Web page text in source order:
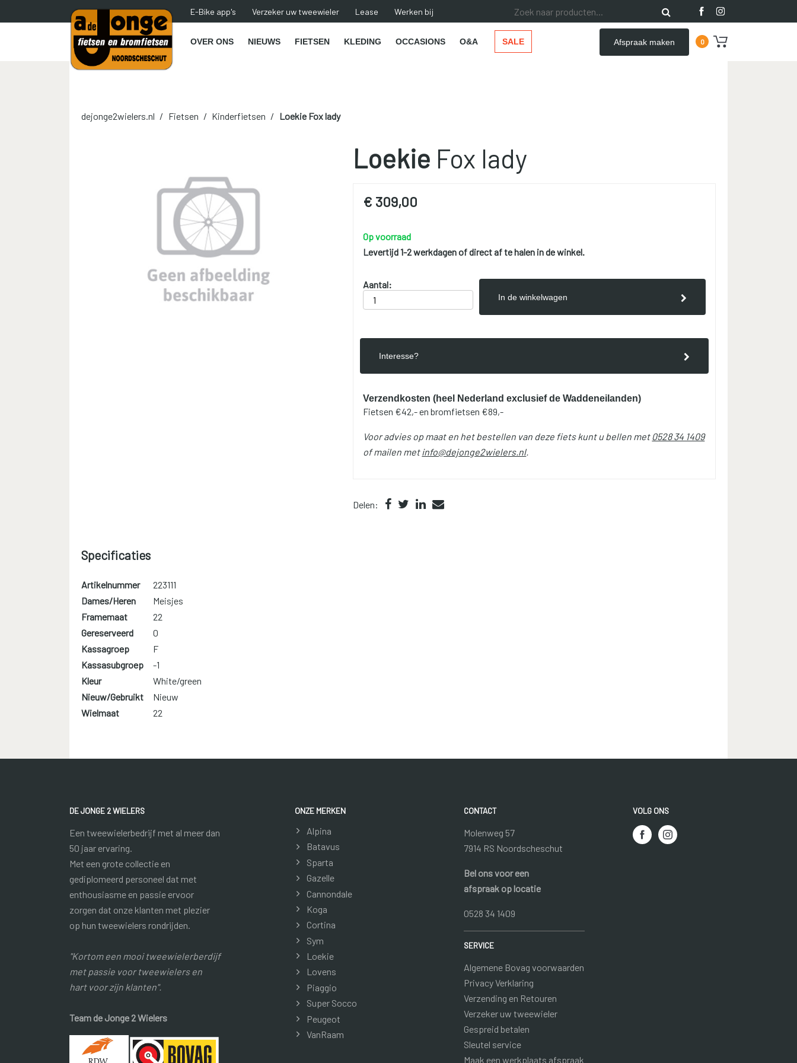
E-Bike app's Verzeker uw tweewieler Lease Werken bij
OVER ONS NIEUWS FIETSEN KLEDING OCCASIONS O&A SALE Afspraak maken 0
dejonge2wielers.nl Fietsen Kinderfietsen LoekieFox lady
Loekie Fox lady
€ 309,00
Op voorraad
Levertijd 1-2 werkdagen of direct af te halen in de winkel.
Aantal:
In de winkelwagen
Interesse?
Verzendkosten (heel Nederland exclusief de Waddeneilanden)
Fietsen €42,- en bromfietsen €89,-
Voor advies op maat en het bestellen van deze fiets kunt u bellen met0528 34 1409
of mailen metinfo@dejonge2wielers.nl.
Delen:
Specificaties
Artikelnummer
223111
Dames/Heren
Meisjes
Framemaat
22
Gereserveerd
0
Kassagroep
F
Kassasubgroep
-1
Kleur
White/green
Nieuw/Gebruikt
Nieuw
Wielmaat
22
DE JONGE 2 WIELERS
Een tweewielerbedrijf met al meer dan
50 jaar ervaring.
Met een grote collectie en
gediplomeerd personeel dat met
enthousiasme en passie ervoor
zorgen dat onze klanten met plezier
op hun tweewielers rondrijden.
"Kortom een mooi tweewielerberdijf
met passie voor tweewielers en
hart voor zijn klanten".
Team de Jonge 2 Wielers
ONZE MERKEN
Alpina
Batavus
Sparta
Gazelle
Cannondale
Koga
Cortina
Sym
Loekie
Lovens
Piaggio
Super Socco
Peugeot
VanRaam
CONTACT
Molenweg 57
7914 RS Noordscheschut
Bel ons voor een
afspraak op locatie
0528 34 1409
SERVICE
Algemene Bovag voorwaarden
Privacy Verklaring
Verzending en Retouren
Verzeker uw tweewieler
Gespreid betalen
Sleutel service
Maak een werkplaats afspraak
VOLG ONS